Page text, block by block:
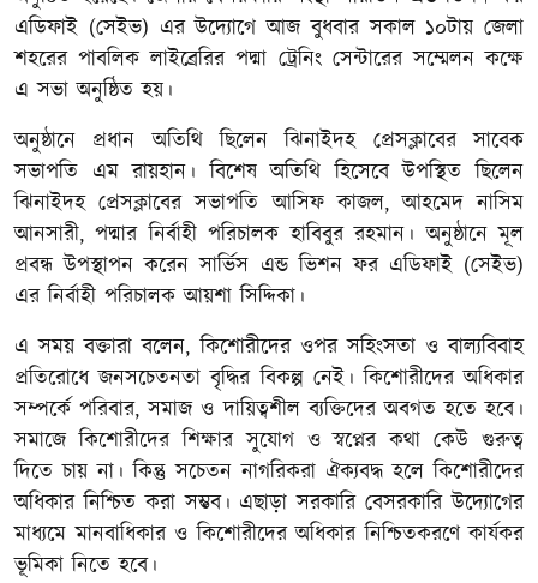
এডিফাই (সেইভ) এর উদ্যোগে আজ বুধবার সকাল ১০টায় জেলা
শহরের পাবলিক লাইব্রেরির পদ্মা ট্রেনিং সেন্টারের সম্মেলন কক্ষে
এ সভা অনুষ্ঠিত হয়।
অনুষ্ঠানে প্রধান অতিথি ছিলেন ঝিনাইদহ প্রেসক্লাবের সাবেক
সভাপতি এম রায়হান। বিশেষ অতিথি হিসেবে উপস্থিত ছিলেন
ঝিনাইদহ প্রেসক্লাবের সভাপতি আসিফ কাজল, আহমেদ নাসিম
আনসারী, পদ্মার নির্বাহী পরিচালক হাবিবুর রহমান। অনুষ্ঠানে মূল
প্রবন্ধ উপস্থাপন করেন সার্ভিস এন্ড ভিশন ফর এডিফাই (সেইভ)
এর নির্বাহী পরিচালক আয়শা সিদ্দিকা।
এ সময় বক্তারা বলেন, কিশোরীদের ওপর সহিংসতা ও বাল্যবিবাহ
প্রতিরোধে জনসচেতনতা বৃদ্ধির বিকল্প নেই। কিশোরীদের অধিকার
সম্পর্কে পরিবার, সমাজ ও দায়িত্বশীল ব্যক্তিদের অবগত হতে হবে।
সমাজে কিশোরীদের শিক্ষার সুযোগ ও স্বপ্নের কথা কেউ গুরুত্ব
দিতে চায় না। কিন্তু সচেতন নাগরিকরা ঐক্যবদ্ধ হলে কিশোরীদের
অধিকার নিশ্চিত করা সম্ভব। এছাড়া সরকারি বেসরকারি উদ্যোগের
মাধ্যমে মানবাধিকার ও কিশোরীদের অধিকার নিশ্চিতকরণে কার্যকর
ভূমিকা নিতে হবে।